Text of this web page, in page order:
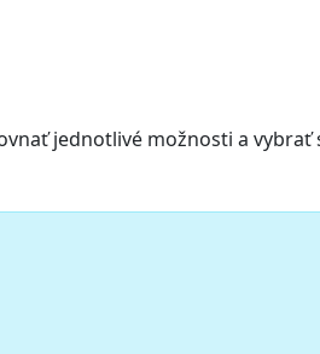
jednotlivé možnosti a vybrať